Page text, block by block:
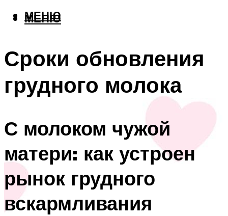
МЕНЮ
МЕНЮ
Сроки обновления
грудного молока
С молоком чужой
матери: как устроен
рынок грудного
вскармливания